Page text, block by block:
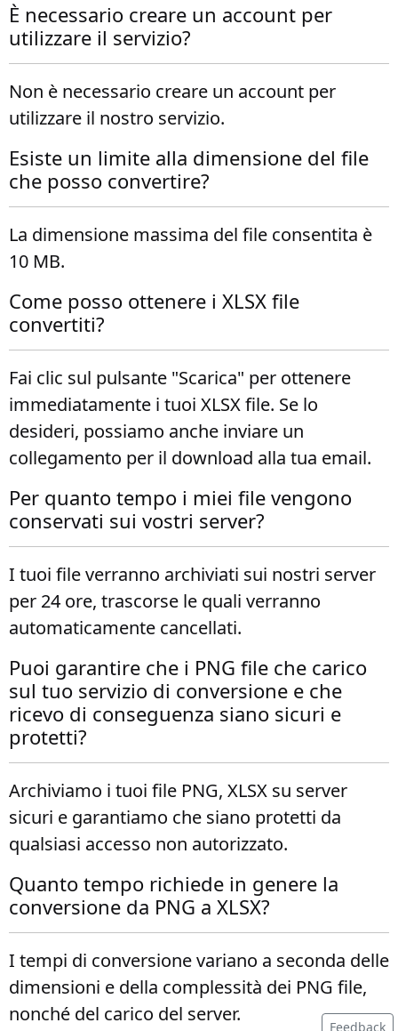
È necessario creare un account per
utilizzare il servizio?
Non è necessario creare un account per
utilizzare il nostro servizio.
Esiste un limite alla dimensione del file
che posso convertire?
La dimensione massima del file consentita è
10 MB.
Come posso ottenere i XLSX file
convertiti?
Fai clic sul pulsante "Scarica" per ottenere
immediatamente i tuoi XLSX file. Se lo
desideri, possiamo anche inviare un
collegamento per il download alla tua email.
Per quanto tempo i miei file vengono
conservati sui vostri server?
I tuoi file verranno archiviati sui nostri server
per 24 ore, trascorse le quali verranno
automaticamente cancellati.
Puoi garantire che i PNG file che carico
sul tuo servizio di conversione e che
ricevo di conseguenza siano sicuri e
protetti?
Archiviamo i tuoi file PNG, XLSX su server
sicuri e garantiamo che siano protetti da
qualsiasi accesso non autorizzato.
Quanto tempo richiede in genere la
conversione da PNG a XLSX?
I tempi di conversione variano a seconda delle
dimensioni e della complessità dei PNG file,
nonché del carico del server.
Feedback